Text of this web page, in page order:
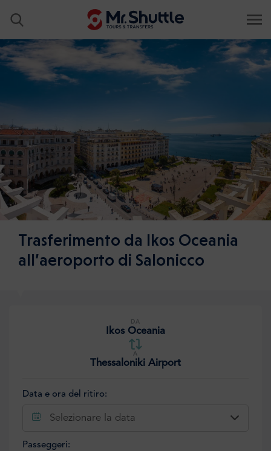
Trasferimento da Ikos Oceania
all’aeroporto di Salonicco
DA
Ikos Oceania
A
Thessaloniki Airport
Data e ora del ritiro:
Selezionare la data
Passeggeri: